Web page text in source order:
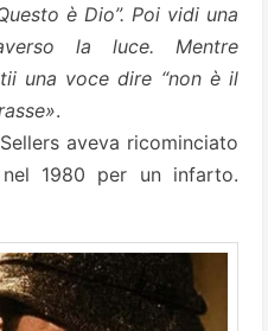
è Dio”. Poi vidi una
la luce. Mentre
una voce dire “non è il
.
aveva ricominciato
1980 per un infarto.